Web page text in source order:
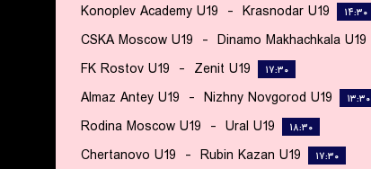
Konoplev Academy U19 - Krasnodar U19 ۱۴:۳۰
CSKA Moscow U19 - Dinamo Makhachkala U19
FK Rostov U19 - Zenit U19 ۱۷:۳۰
Almaz Antey U19 - Nizhny Novgorod U19 ۱۳:۳۰
Rodina Moscow U19 - Ural U19 ۱۸:۳۰
Chertanovo U19 - Rubin Kazan U19 ۱۷:۳۰